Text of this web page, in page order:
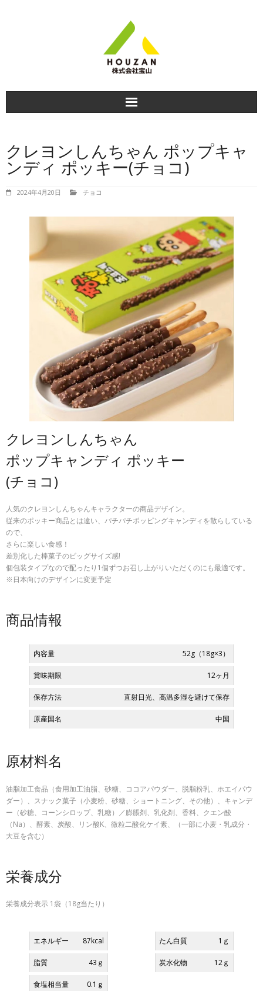
商品紹介
商品のお知らせ
会社情報
お問い合わせ
プライバシーポリシー
クレヨンしんちゃん ポップキャ
ンディ ポッキー(チョコ)
2024年4月20日 チョコ
クレヨンしんちゃん
ポップキャンディ ポッキー
(チョコ)
人気のクレヨンしんちゃんキャラクターの商品デザイン。
従来のポッキー商品とは違い、パチパチポッピングキャンディを散らしている
ので、
さらに楽しい食感！
差別化した棒菓子のビッグサイズ感!
個包装タイプなので配ったり1個ずつお召し上がりいただくのにも最適です。
※日本向けのデザインに変更予定
商品情報
内容量 52g（18g×3）
賞味期限 12ヶ月
保存方法 直射日光、高温多湿を避けて保存
原産国名 中国
原材料名
油脂加工食品（食用加工油脂、砂糖、ココアパウダー、脱脂粉乳、ホエイパウ
ダー）、スナック菓子（小麦粉、砂糖、ショートニング、その他）、キャンデ
ー（砂糖、コーンシロップ、乳糖）／膨脹剤、乳化剤、香料、クエン酸
（Na）、酵素、炭酸、リン酸K、微粒二酸化ケイ素、（一部に小麦・乳成分・
大豆を含む）
栄養成分
栄養成分表示 1袋（18g当たり）
エネルギー 87kcal
脂質 43ｇ
食塩相当量 0.1ｇ
たん白質 1ｇ
炭水化物 12ｇ